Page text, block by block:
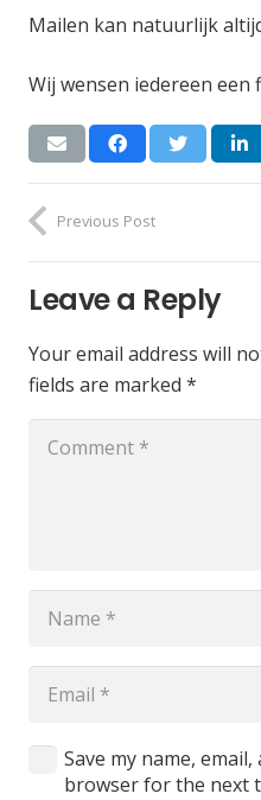
Mailen kan natuurlijk
Wij wensen iedereen een
Previous Post
Leave a Reply
Your email address will
fields are marked *
Save my name,
browser for the next